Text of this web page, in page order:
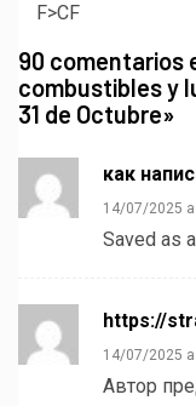
F>CF
90 comentarios
combustibles y
31 de Octubre»
как
14/07/2025 a
Saved as
https://
14/07/2025
Автор